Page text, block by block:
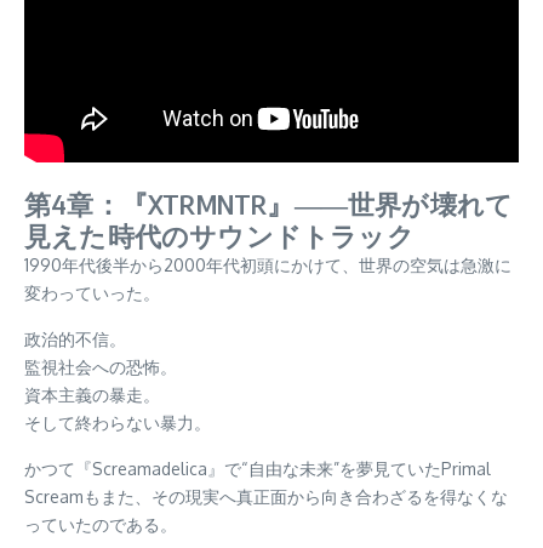
第4章：『XTRMNTR』――世界が壊れて
見えた時代のサウンドトラック
1990年代後半から2000年代初頭にかけて、世界の空気は急激に
変わっていった。
政治的不信。
監視社会への恐怖。
資本主義の暴走。
そして終わらない暴力。
かつて『Screamadelica』で“自由な未来”を夢見ていたPrimal
Screamもまた、その現実へ真正面から向き合わざるを得なくな
っていたのである。